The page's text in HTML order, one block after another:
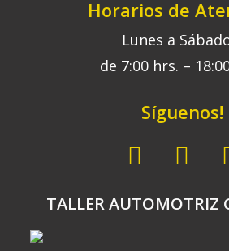
Horarios de
Lunes a
de 7:00 hrs. –
Síguenos!
TALLER AUTOMOTRIZ